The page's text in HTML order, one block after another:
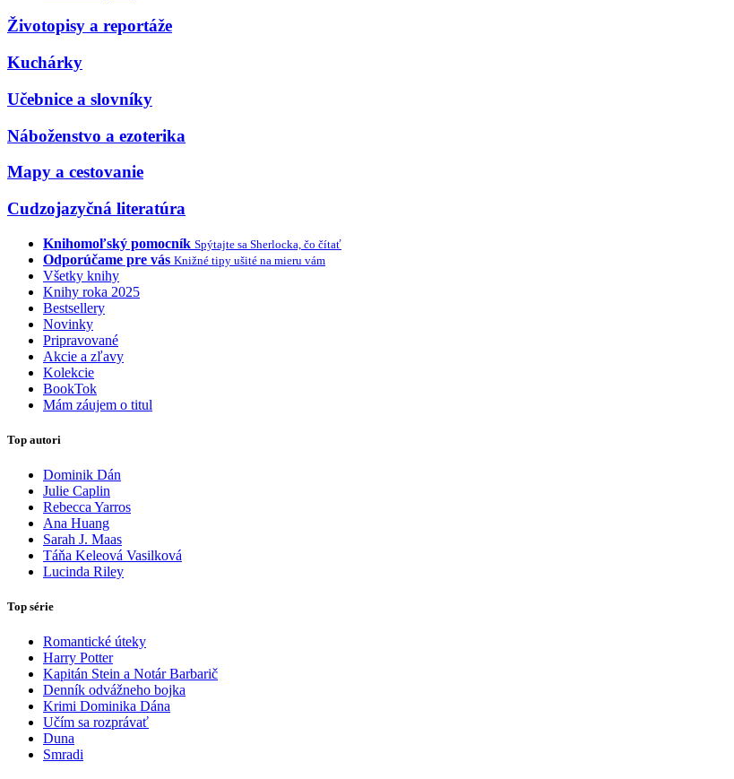
Životopisy a reportáže
Kuchárky
Učebnice a slovníky
Náboženstvo a ezoterika
Mapy a cestovanie
Cudzojazyčná literatúra
Knihomoľský pomocník Spýtajte sa Sherlocka, čo čítať
Odporúčame pre vás Knižné tipy ušité na mieru vám
Všetky knihy
Knihy roka 2025
Bestsellery
Novinky
Pripravované
Akcie a zľavy
Kolekcie
BookTok
Mám záujem o titul
Top autori
Dominik Dán
Julie Caplin
Rebecca Yarros
Ana Huang
Sarah J. Maas
Táňa Keleová Vasilková
Lucinda Riley
Top série
Romantické úteky
Harry Potter
Kapitán Stein a Notár Barbarič
Denník odvážneho bojka
Krimi Dominika Dána
Učím sa rozprávať
Duna
Smradi